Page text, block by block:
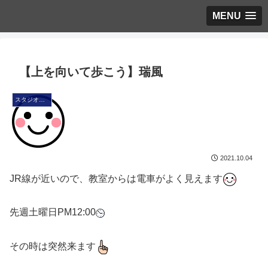
MENU
【上を向いて歩こう】瑞風
スタジオ・ブログ
2021.10.04
JR線が近いので、教室からは電車がよく見えます
先週土曜日PM12:00
その時は突然来ます